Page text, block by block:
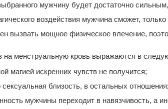
мужчину будет достаточно
воздействия мужчина сможет,
вызвать мощное физическое влечение,
на менструальную кровь выражаются в
магией искренних чувств не получится;
близость, в остальных
мужчины переходит в навязчивость, а